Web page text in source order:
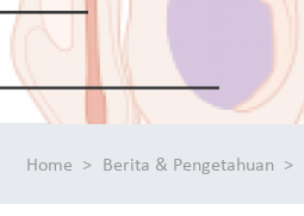
Home Berita & Pengetahuan